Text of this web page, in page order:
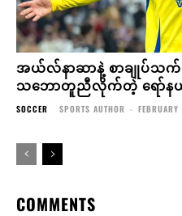
အယ်လ်နာဆာနဲ့ စာချုပ်သ
သဘောတူညီလိုက်တဲ့ ရော်န
SOCCER SPORTS AUTHOR -
COMMENTS